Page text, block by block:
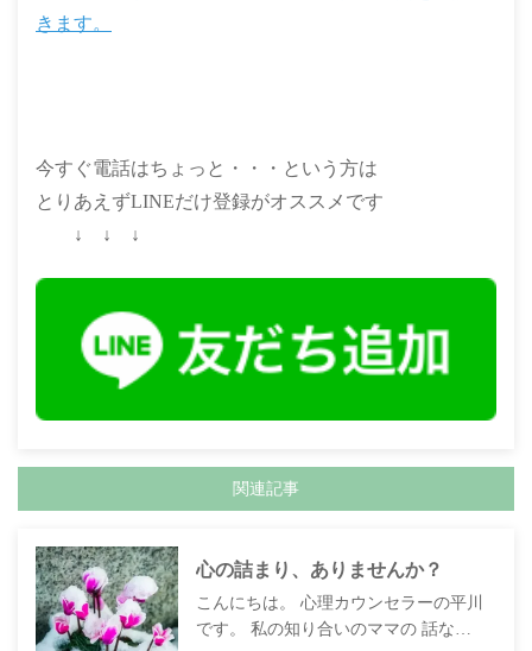
きます。
今すぐ電話はちょっと・・・という方は
とりあえずLINEだけ登録がオススメです
↓ ↓ ↓
関連記事
心の詰まり、ありませんか？
こんにちは。 心理カウンセラーの平川
です。 私の知り合いのママの 話な…